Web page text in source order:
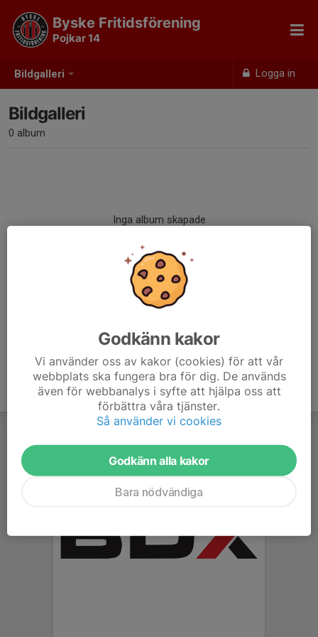
Bildgalleri Logga in
Byske Fritidsförening
Pojkar 14
Bildgalleri
0 album
Inga album skapade
Godkänn kakor
Vi använder oss av kakor (cookies) för att vår
webbplats ska fungera bra för dig. De används
även för webbanalys i syfte att hjälpa oss att
förbättra våra tjänster.
Så använder vi cookies
Godkänn alla kakor
Bara nödvändiga